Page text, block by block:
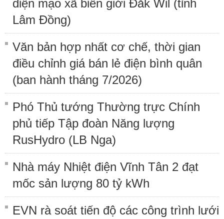
diện mạo xã biên giới Đắk Wil (tỉnh
Lâm Đồng)
Văn bản hợp nhất cơ chế, thời gian
điều chỉnh giá bán lẻ điện bình quân
(ban hành tháng 7/2026)
Phó Thủ tướng Thường trực Chính
phủ tiếp Tập đoàn Năng lượng
RusHydro (LB Nga)
Nhà máy Nhiệt điện Vĩnh Tân 2 đạt
mốc sản lượng 80 tỷ kWh
EVN rà soát tiến độ các công trình lưới